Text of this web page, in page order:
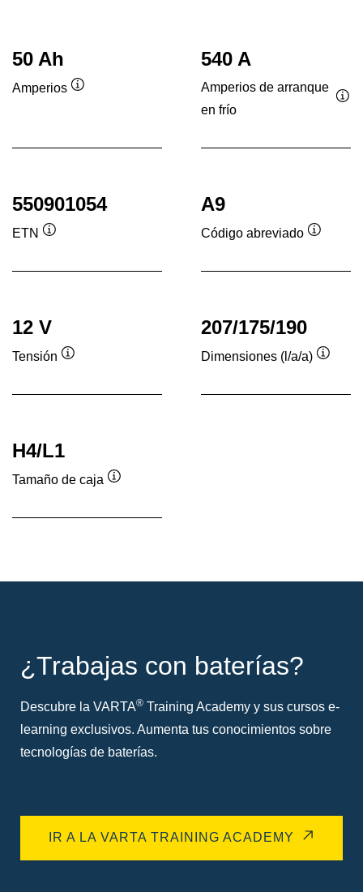
50 Ah
Amperios
540 A
Amperios de arranque
en frío
550901054
ETN
herramientas
A9
Código abreviado
12 V
Tensión
herramientas
207/175/190
Dimensiones (l/a/a)
H4/L1
Tamaño de caja
herramientas
¿Trabajas con baterías?
Descubre la VARTA® Training Academy y sus cursos e-
learning exclusivos. Aumenta tus conocimientos sobre
tecnologías de baterías.
IR A LA VARTA TRAINING ACADEMY